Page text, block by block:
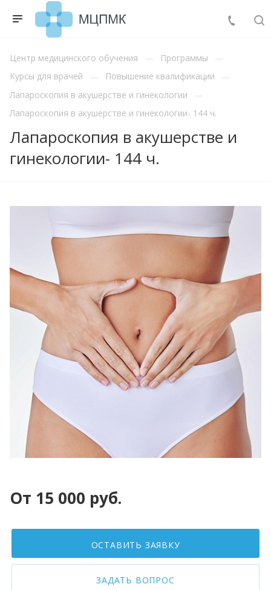
Центр медицинского обучения
Программы
Курсы для врачей
Повышение квалификации
Лапароскопия в акушерстве и гинекологии
Лапароскопия в акушерстве и гинекологии- 144 ч.
Лапароскопия в акушерстве и
гинекологии- 144 ч.
От 15 000 руб.
ОСТАВИТЬ ЗАЯВКУ
ЗАДАТЬ ВОПРОС